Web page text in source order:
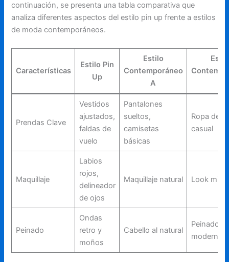
continuación, se presenta una tabla comparativa que
analiza diferentes aspectos del estilo pin up frente a estilos
de moda contemporáneos.
Características
Estilo Pin
Up
Estilo
Contemporáneo
A
Prendas Clave
Vestidos
ajustados,
faldas de
vuelo
Pantalones
sueltos,
camisetas
básicas
Ropa
casual
Maquillaje
Labios
rojos,
delineador
de ojos
Maquillaje natural Look
Peinado
Ondas
retro y
moños
Cabello al natural
Peinados
modernos